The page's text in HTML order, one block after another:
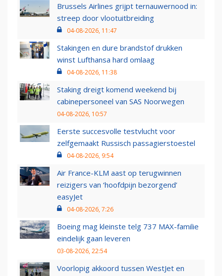
Brussels Airlines grijpt ternauwernood in:
streep door vlootuitbreiding
04-08-2026, 11:47
Stakingen en dure brandstof drukken
winst Lufthansa hard omlaag
04-08-2026, 11:38
Staking dreigt komend weekend bij
cabinepersoneel van SAS Noorwegen
04-08-2026, 10:57
Eerste succesvolle testvlucht voor
zelfgemaakt Russisch passagierstoestel
04-08-2026, 9:54
Air France-KLM aast op terugwinnen
reizigers van ‘hoofdpijn bezorgend’
easyJet
04-08-2026, 7:26
Boeing mag kleinste telg 737 MAX-familie
eindelijk gaan leveren
03-08-2026, 22:54
Voorlopig akkoord tussen WestJet en